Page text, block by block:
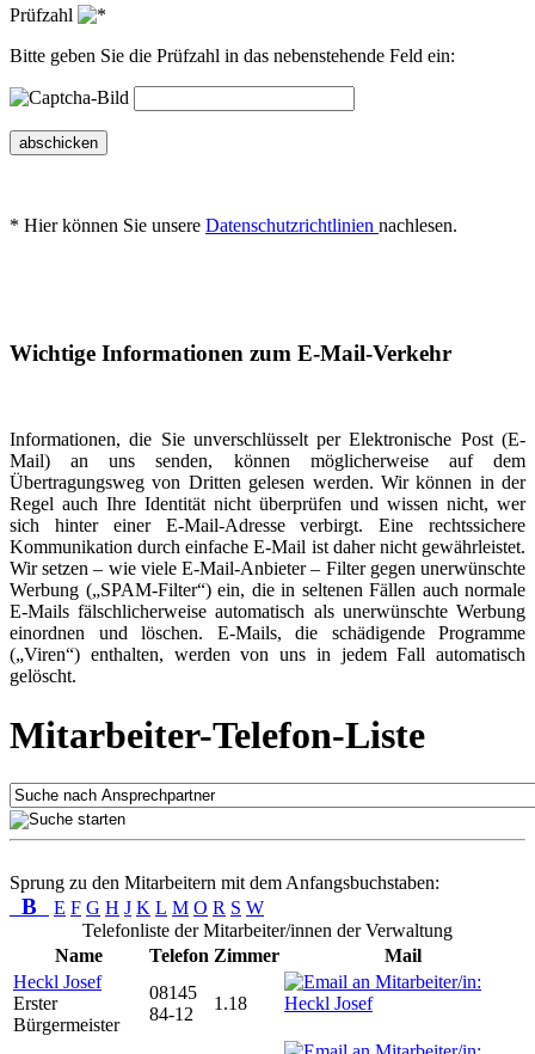
Prüfzahl
Bitte geben Sie die Prüfzahl in das nebenstehende Feld ein:
abschicken
* Hier können Sie unsere Datenschutzrichtlinien nachlesen.
Wichtige Informationen zum E-Mail-Verkehr
Informationen, die Sie unverschlüsselt per Elektronische Post (E-
Mail) an uns senden, können möglicherweise auf dem
Übertragungsweg von Dritten gelesen werden. Wir können in der
Regel auch Ihre Identität nicht überprüfen und wissen nicht, wer
sich hinter einer E-Mail-Adresse verbirgt. Eine rechtssichere
Kommunikation durch einfache E-Mail ist daher nicht gewährleistet.
Wir setzen – wie viele E-Mail-Anbieter – Filter gegen unerwünschte
Werbung („SPAM-Filter“) ein, die in seltenen Fällen auch normale
E-Mails fälschlicherweise automatisch als unerwünschte Werbung
einordnen und löschen. E-Mails, die schädigende Programme
(„Viren“) enthalten, werden von uns in jedem Fall automatisch
gelöscht.
Mitarbeiter-Telefon-Liste
Sprung zu den Mitarbeitern mit dem Anfangsbuchstaben:
B E F G H J K L M O R S W
Telefonliste der Mitarbeiter/innen der Verwaltung
Name
Telefon Zimmer
Mail
Heckl Josef
Erster
Bürgermeister
08145
84-12
1.18